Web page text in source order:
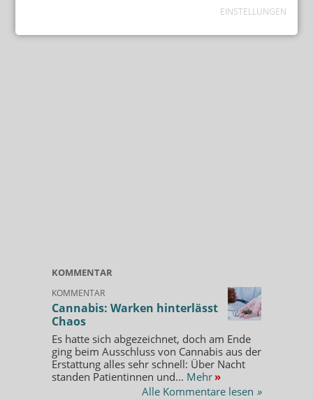
EINSTELLUNGEN
KOMMENTAR
KOMMENTAR
Cannabis: Warken hinterlässt
Chaos
Es hatte sich abgezeichnet, doch am Ende
ging beim Ausschluss von Cannabis aus der
Erstattung alles sehr schnell: Über Nacht
standen Patientinnen und... Mehr »
Alle Kommentare lesen »